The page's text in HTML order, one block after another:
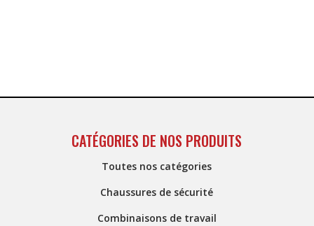
CATÉGORIES DE NOS PRODUITS
Toutes nos catégories
Chaussures de sécurité
Combinaisons de travail